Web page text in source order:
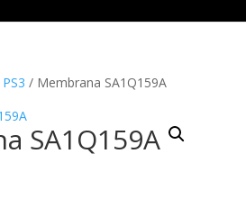
PS3 / Membrana SA1Q159A
SA1Q159A